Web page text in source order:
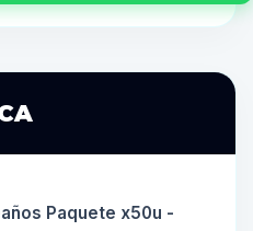
Paquete x50u -